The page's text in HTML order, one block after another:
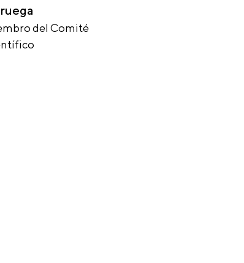
del Comité